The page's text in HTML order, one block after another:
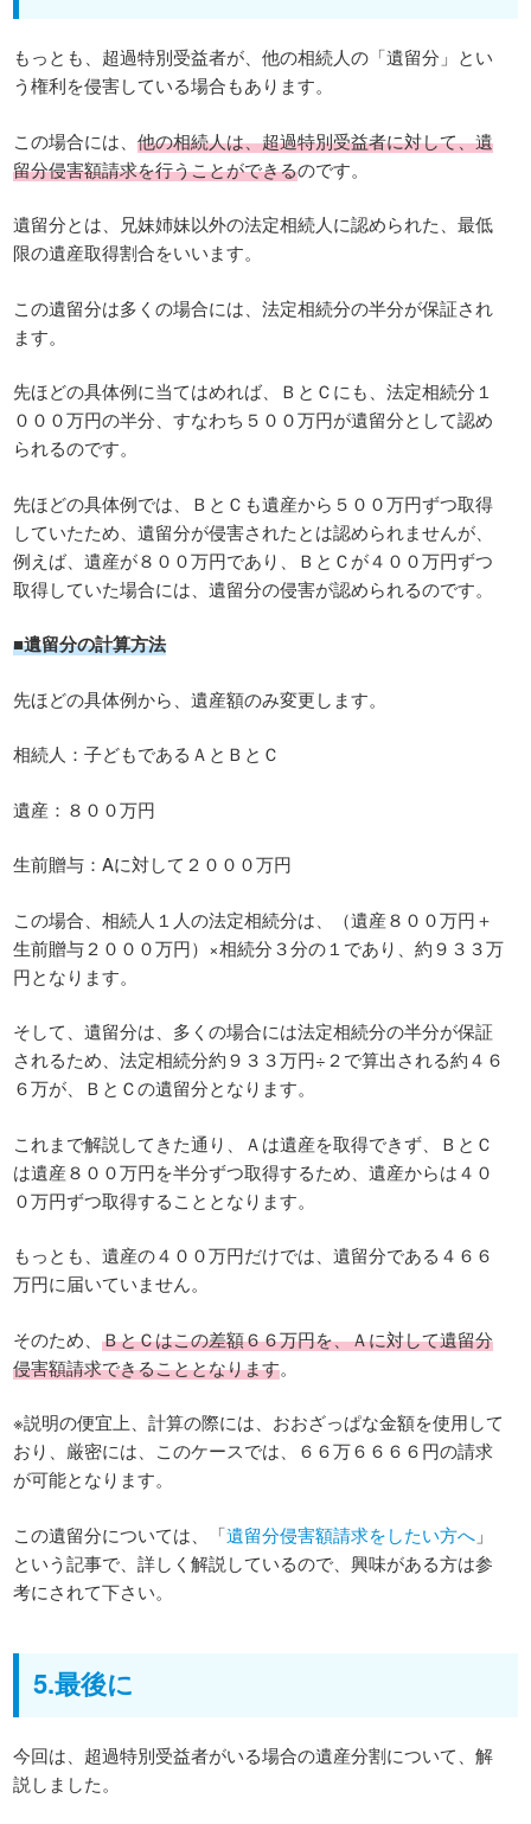
もっとも、超過特別受益者が、他の相続人の「遺留分」とい
う権利を侵害している場合もあります。
この場合には、他の相続人は、超過特別受益者に対して、遺
留分侵害額請求を行うことができるのです。
遺留分とは、兄妹姉妹以外の法定相続人に認められた、最低
限の遺産取得割合をいいます。
この遺留分は多くの場合には、法定相続分の半分が保証され
ます。
先ほどの具体例に当てはめれば、ＢとＣにも、法定相続分１
０００万円の半分、すなわち５００万円が遺留分として認め
られるのです。
先ほどの具体例では、ＢとＣも遺産から５００万円ずつ取得
していたため、遺留分が侵害されたとは認められませんが、
例えば、遺産が８００万円であり、ＢとＣが４００万円ずつ
取得していた場合には、遺留分の侵害が認められるのです。
■遺留分の計算方法
先ほどの具体例から、遺産額のみ変更します。
相続人：子どもであるＡとＢとＣ
遺産：８００万円
生前贈与：Aに対して２０００万円
この場合、相続人１人の法定相続分は、（遺産８００万円＋
生前贈与２０００万円）×相続分３分の１であり、約９３３万
円となります。
そして、遺留分は、多くの場合には法定相続分の半分が保証
されるため、法定相続分約９３３万円÷２で算出される約４６
６万が、ＢとＣの遺留分となります。
これまで解説してきた通り、Ａは遺産を取得できず、ＢとＣ
は遺産８００万円を半分ずつ取得するため、遺産からは４０
０万円ずつ取得することとなります。
もっとも、遺産の４００万円だけでは、遺留分である４６６
万円に届いていません。
そのため、ＢとＣはこの差額６６万円を、Ａに対して遺留分
侵害額請求できることとなります。
※説明の便宜上、計算の際には、おおざっぱな金額を使用して
おり、厳密には、このケースでは、６６万６６６６円の請求
が可能となります。
この遺留分については、「遺留分侵害額請求をしたい方へ 」
という記事で、詳しく解説しているので、興味がある方は参
考にされて下さい。
5.最後に
今回は、超過特別受益者がいる場合の遺産分割について、解
説しました。